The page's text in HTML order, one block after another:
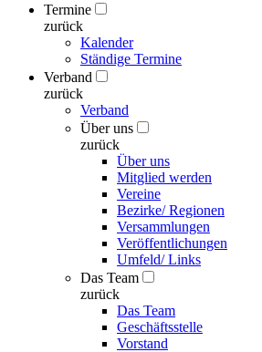
Termine
zurück
Kalender
Ständige Termine
Verband
zurück
Verband
Über uns
zurück
Über uns
Mitglied werden
Vereine
Bezirke/ Regionen
Versammlungen
Veröffentlichungen
Umfeld/ Links
Das Team
zurück
Das Team
Geschäftsstelle
Vorstand